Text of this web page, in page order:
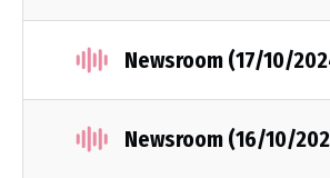
Newsroom (17/10/
Newsroom (16/10/